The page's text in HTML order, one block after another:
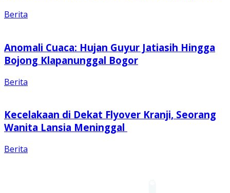
Berita
Anomali Cuaca: Hujan Guyur Jatiasih Hingga
Bojong Klapanunggal Bogor
Berita
Kecelakaan di Dekat Flyover Kranji, Seorang
Wanita Lansia Meninggal
Berita